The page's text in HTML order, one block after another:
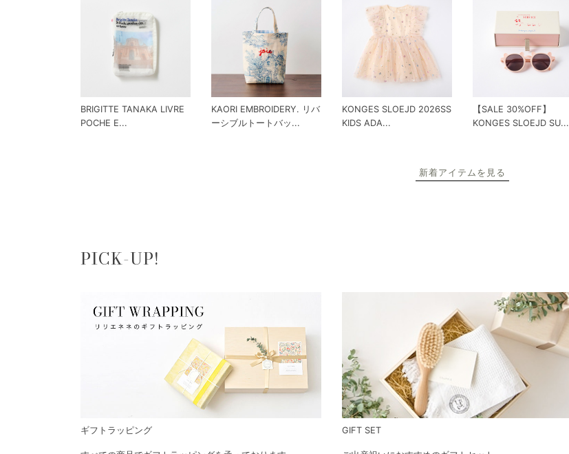
BRIGITTE TANAKA LIVRE
POCHE E...
KAORI EMBROIDERY. リバ
ーシブルトートバッ...
KONGES SLOEJD 2026SS
KIDS ADA...
【SALE 30%OFF】
KONGES SLOEJD SU...
新着アイテムを見る
PICK-UP!
ギフトラッピング GIFT SET